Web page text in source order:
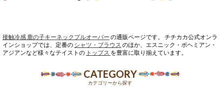
接触冷感 鹿の子キーネックプルオーバー の通販ページです。 チチカカ公式オンラ
インショップでは、定番の シャツ・ブラウス のほか、エスニック・ボヘミアン・
アジアンなど様々なテイストの トップス を豊富に取り揃えています。
CATEGORY
カテゴリーから探す